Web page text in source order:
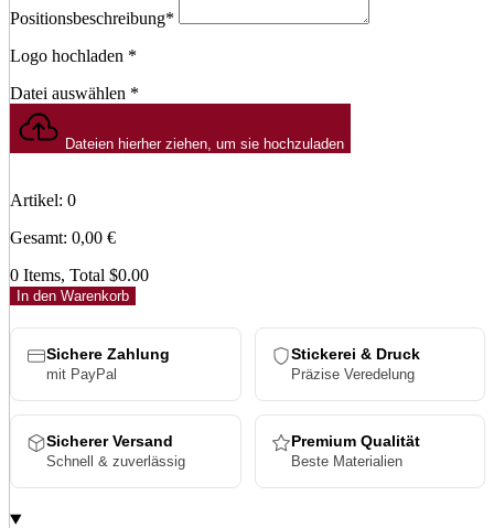
Positionsbeschreibung*
Logo hochladen *
Datei auswählen *
Dateien hierher ziehen, um sie hochzuladen
Artikel: 0
Gesamt: 0,00 €
0 Items, Total $0.00
In den Warenkorb
Sichere Zahlung
mit PayPal
Stickerei & Druck
Präzise Veredelung
Sicherer Versand
Schnell & zuverlässig
Premium Qualität
Beste Materialien